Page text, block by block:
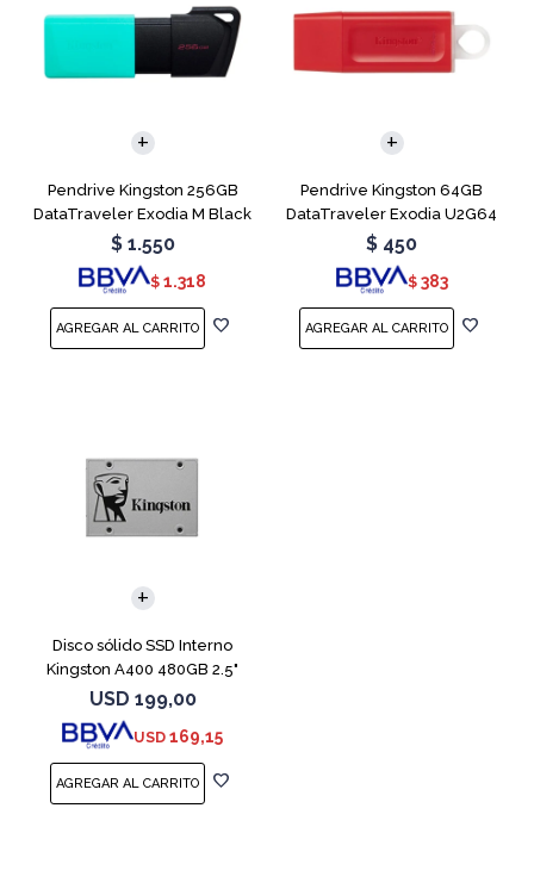
Pendrive Kingston 256GB
DataTraveler Exodia M Black
Teal
$ 1.550
$ 1.318
Pendrive Kingston 64GB
DataTraveler Exodia U2G64
Red
$ 450
$ 383
Disco sólido SSD Interno
Kingston A400 480GB 2.5"
SATA 3
USD 199,00
USD 169,15